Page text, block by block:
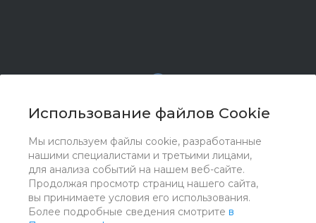
Использование файлов Cookie
Мы используем файлы cookie, разработанные
нашими специалистами и третьими лицами,
для анализа событий на нашем веб-сайте.
Продолжая просмотр страниц нашего сайта,
вы принимаете условия его использования.
Более подробные сведения смотрите в
© 2017 - 2026 ООО "Комплектстрой 41", Все права
защищены